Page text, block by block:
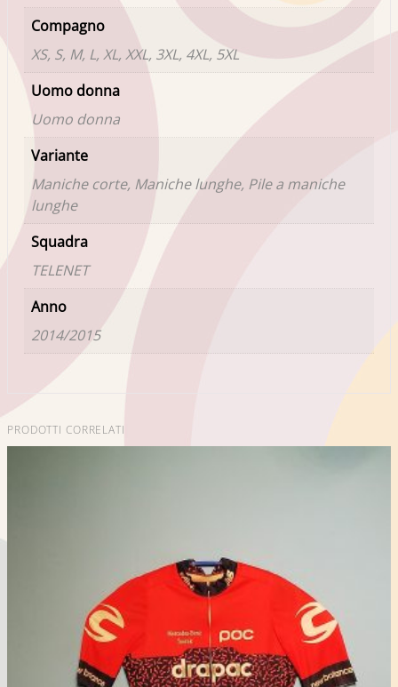
Compagno
XS, S, M, L, XL, XXL, 3XL, 4XL, 5XL
Uomo donna
Uomo donna
Variante
Maniche corte, Maniche lunghe, Pile a maniche
lunghe
Squadra
TELENET
Anno
2014/2015
PRODOTTI CORRELATI